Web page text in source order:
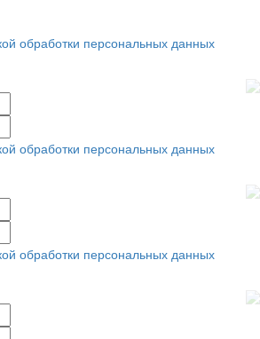
обработки персональных данных
обработки персональных данных
обработки персональных данных